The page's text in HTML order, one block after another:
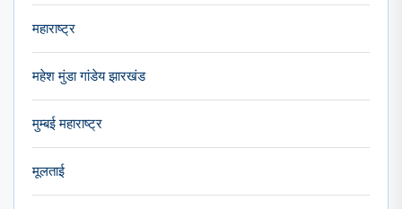
महाराष्ट्र
महेश मुंडा गांडेय झारखंड
मुम्बई महाराष्ट्र
मूलताई